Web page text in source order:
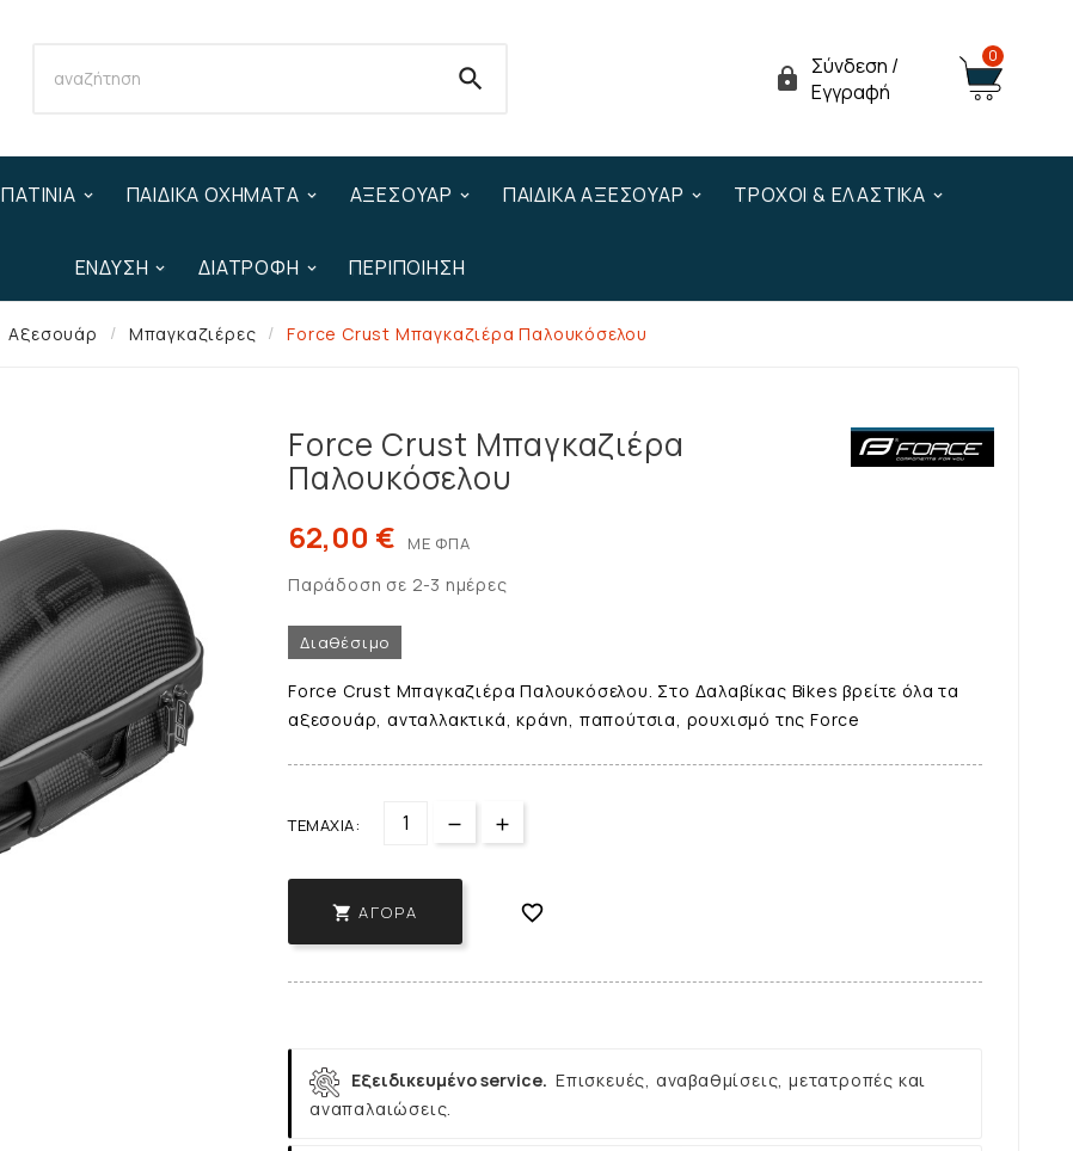
  Σύνδεση /
Εγγραφή
0
ΠΑΤΊΝΙΑ ΠΑΙΔΙΚΆ ΟΧΉΜΑΤΑ ΑΞΕΣΟΥΆΡ ΠΑΙΔΙΚΆ ΑΞΕΣΟΥΆΡ ΤΡΟΧΟΊ & ΕΛΑΣΤΙΚΆ
ΈΝΔΥΣΗ ΔΙΑΤΡΟΦΉ ΠΕΡΙΠΟΊΗΣΗ
Αξεσουάρ Μπαγκαζιέρες Force Crust Μπαγκαζιέρα Παλουκόσελου
Force Crust Μπαγκαζιέρα
Παλουκόσελου
62,00 € ΜΕ ΦΠΑ
Παράδοση σε 2-3 ημέρες
Διαθέσιμο
Force Crust Μπαγκαζιέρα Παλουκόσελου. Στο Δαλαβίκας Bikes βρείτε όλα τα
αξεσουάρ, ανταλλακτικά, κράνη, παπούτσια, ρουχισμό της Force
ΤΕΜΆΧΙΑ:
 ΑΓΟΡΆ 
Εξειδικευμένο service. Επισκευές, αναβαθμίσεις, μετατροπές και
αναπαλαιώσεις.